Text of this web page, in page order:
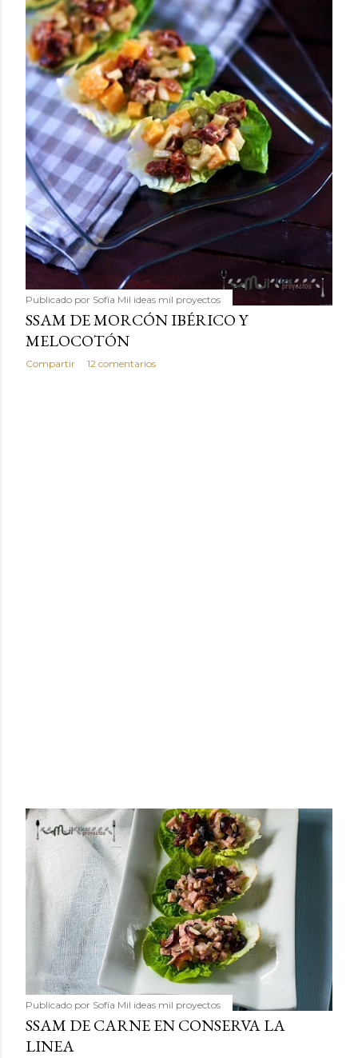
Publicado por Sofía Mil ideas mil proyectos
SSAM DE MORCÓN IBÉRICO Y
MELOCOTÓN
Compartir 12 comentarios
Publicado por Sofía Mil ideas mil proyectos
SSAM DE CARNE EN CONSERVA LA
LINEA